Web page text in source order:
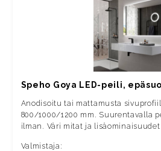
Speho Goya LED-peili,
Anodisoitu tai mattamusta
800/1000/1200 mm. Suurentavalla
ilman. Väri mitat ja
Valmistaja: